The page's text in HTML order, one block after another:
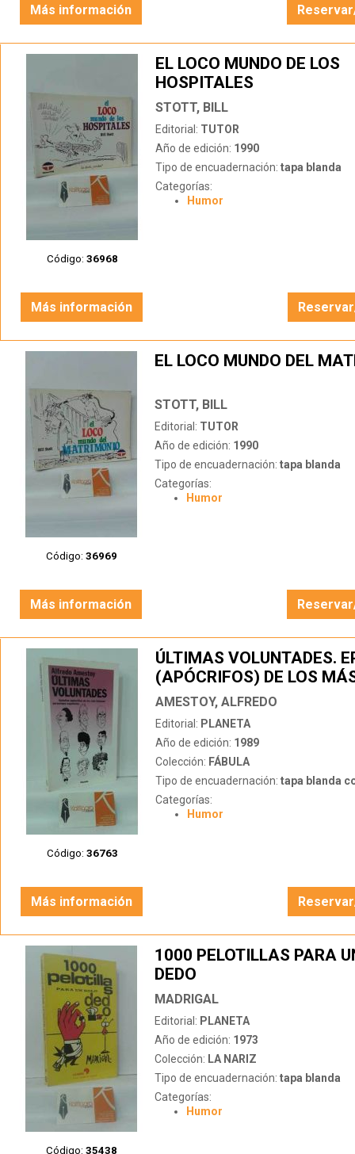
Más información
Código: 36968
EL LOCO MUNDO DE LOS
HOSPITALES
STOTT, BILL
Editorial: TUTOR
Año de edición: 1990
Tipo de encuadernación: tapa blanda
Categorías:
Humor
Más información
Código: 36969
EL LOCO MUNDO DEL
STOTT, BILL
Editorial: TUTOR
Año de edición: 1990
Tipo de encuadernación: tapa blanda
Categorías:
Humor
Más información
Código: 36763
ÚLTIMAS VOLUNTADES.
(APÓCRIFOS) DE LOS
FAMOSOS
AMESTOY, ALFREDO
Editorial: PLANETA
Año de edición: 1989
Colección: FÁBULA
Tipo de encuadernación: tapa blanda
Categorías:
Humor
Más información
Código: 35438
1000 PELOTILLAS PARA
DEDO
MADRIGAL
Editorial: PLANETA
Año de edición: 1973
Colección: LA NARIZ
Tipo de encuadernación: tapa blanda
Categorías:
Humor